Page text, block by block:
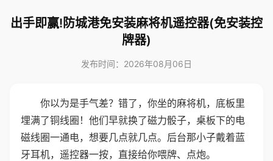
出手即赢!防城港免安装麻将机遥控器(免安装控
牌器)
发布时间：2026年08月06日
你以为是手气差？错了，你坐的麻将机，底板里
埋满了铜线圈！他们早就换了磁力骰子，桌板下的电
磁线圈一通电，想要几点就几点。后台那小子戴着蓝
牙耳机，遥控器一按，直接给你喂牌、点炮。